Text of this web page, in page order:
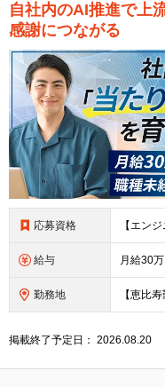
自社内のAI推進で上
感謝につながる
応募資格
給与
勤務地
掲載終了予定日：2026.08.20